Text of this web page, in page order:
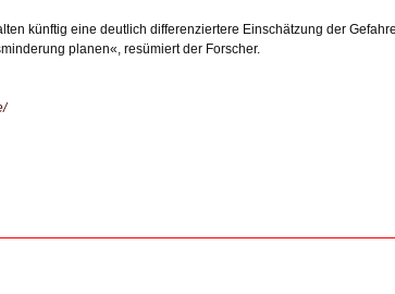
künftig eine deutlich differenziertere Einschätzung der
planen«, resümiert der Forscher.